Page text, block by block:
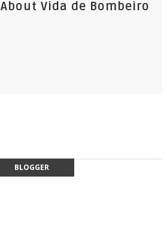
About Vida de Bombeiro
BLOGGER